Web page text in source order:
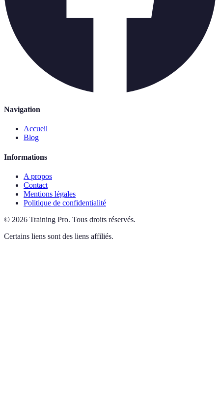
Navigation
Accueil
Blog
Informations
A propos
Contact
Mentions légales
Politique de confidentialité
© 2026 Training Pro. Tous droits réservés.
Certains liens sont des liens affiliés.